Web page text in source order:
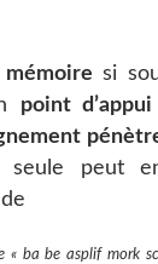
mémoire si
point d’appui
peut
« ba be asplif mork